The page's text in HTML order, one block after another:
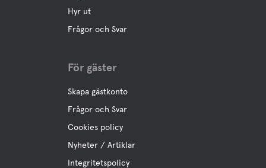
Hyr ut
Frågor och Svar
För gäster
Skapa gästkonto
Frågor och Svar
Cookies policy
Nyheter / Artiklar
Integritetspolicy